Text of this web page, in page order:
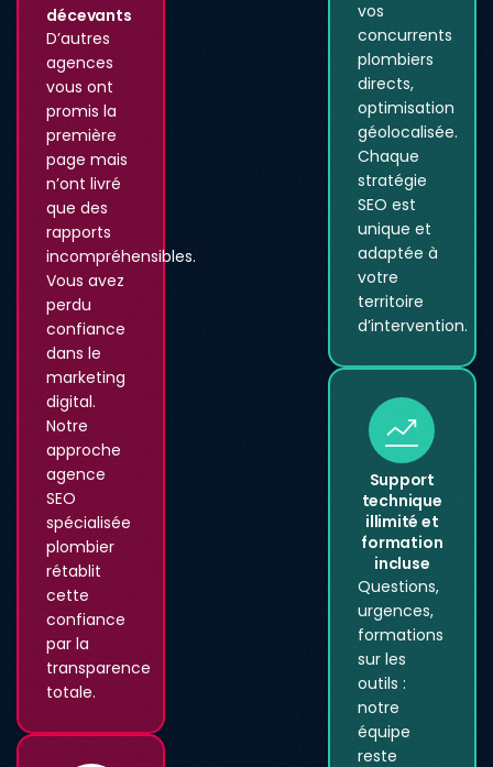
décevants
D’autres
agences
vous ont
promis la
première
page mais
n’ont livré
que des
rapports
incompréhensibles.
Vous avez
perdu
confiance
dans le
marketing
digital.
Notre
approche
agence
SEO
spécialisée
plombier
rétablit
cette
confiance
par la
transparence
totale.
vos
concurrents
plombiers
directs,
optimisation
géolocalisée.
Chaque
stratégie
SEO est
unique et
adaptée à
votre
territoire
d’intervention.
Support
technique
illimité et
formation
incluse
Questions,
urgences,
formations
sur les
outils :
notre
équipe
reste